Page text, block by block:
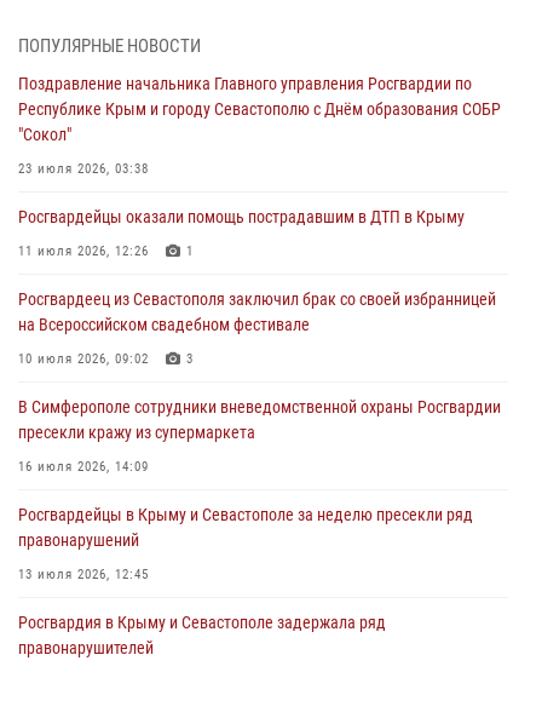
мужчину
Росгвардия в Крыму и Севастополе задержала ряд
правонарушителей
03 августа 2026, 14:08
В Симферополе росгвардейцы задержали гражданина,
подозреваемого в совершении серии краж
Росгвардейцы оперативно задержали нарушителя на охраняемом
объекте в Севастополе
ПОПУЛЯРНЫЕ НОВОСТИ
Поздравление начальника Главного управления Росгвардии по
Республике Крым и городу Севастополю с Днём образования СОБР
"Сокол"
23 июля 2026, 03:38
Росгвардейцы оказали помощь пострадавшим в ДТП в Крыму
11 июля 2026, 12:26 1
Росгвардеец из Севастополя заключил брак со своей избранницей
на Всероссийском свадебном фестивале
10 июля 2026, 09:02 3
В Симферополе сотрудники вневедомственной охраны Росгвардии
пресекли кражу из супермаркета
16 июля 2026, 14:09
Росгвардейцы в Крыму и Севастополе за неделю пресекли ряд
правонарушений
13 июля 2026, 12:45
Росгвардия в Крыму и Севастополе задержала ряд
правонарушителей